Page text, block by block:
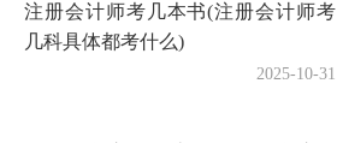
注册会计师考几本书(注册会计师考
几科具体都考什么)
2025-10-31